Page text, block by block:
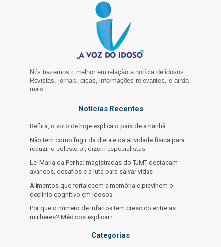
Nós trazemos o melhor em relação a notícia de idosos.
Revistas, jornais, dicas, informações relevantes, e ainda
mais…
Notícias Recentes
Reflita, o voto de hoje explica o país de amanhã
Não tem como fugir da dieta e da atividade física para
reduzir o colesterol, dizem especialistas
Lei Maria da Penha: magistradas do TJMT destacam
avanços, desafios e a luta para salvar vidas
Alimentos que fortalecem a memória e previnem o
declínio cognitivo em idosos
Por que o número de infartos tem crescido entre as
mulheres? Médicos explicam
Categorias